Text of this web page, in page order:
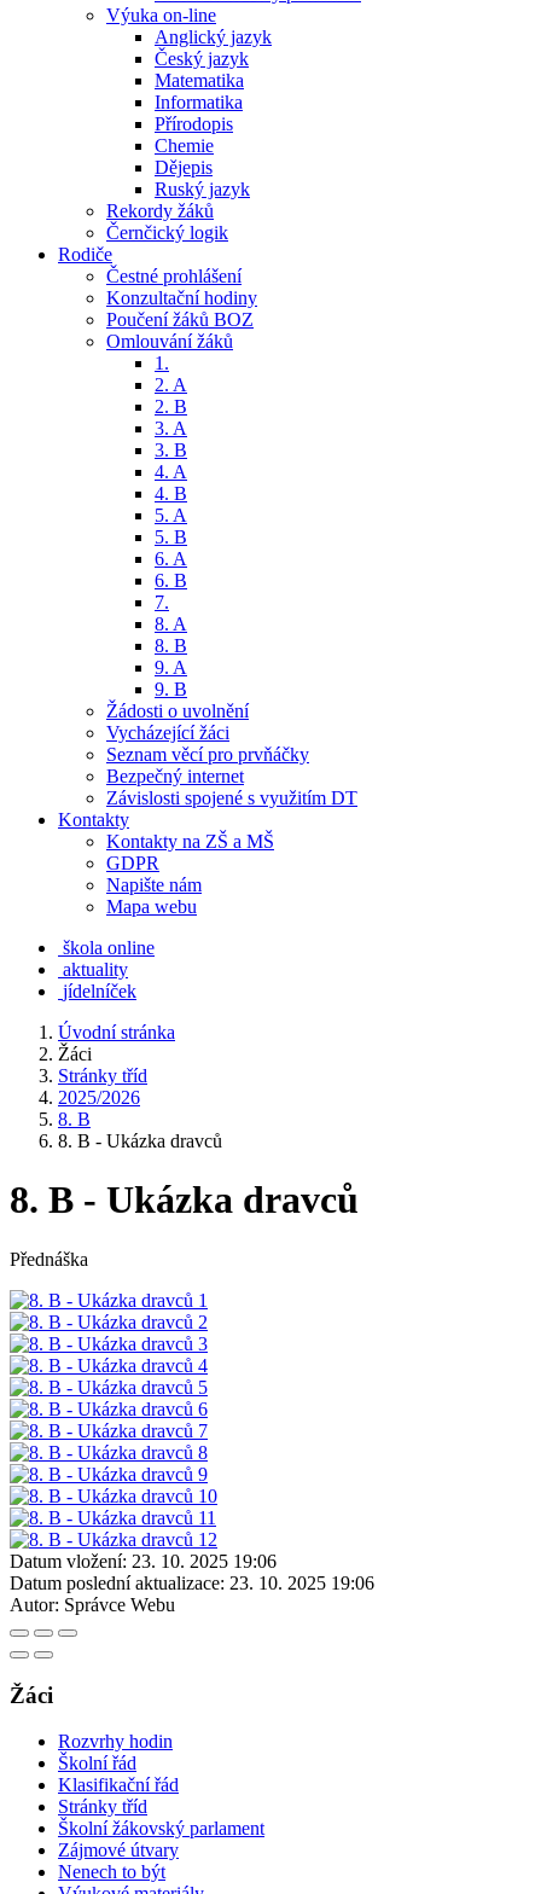
Výuka on-line
Anglický jazyk
Český jazyk
Matematika
Informatika
Přírodopis
Chemie
Dějepis
Ruský jazyk
Rekordy žáků
Černčický logik
Rodiče
Čestné prohlášení
Konzultační hodiny
Poučení žáků BOZ
Omlouvání žáků
1.
2. A
2. B
3. A
3. B
4. A
4. B
5. A
5. B
6. A
6. B
7.
8. A
8. B
9. A
9. B
Žádosti o uvolnění
Vycházející žáci
Seznam věcí pro prvňáčky
Bezpečný internet
Závislosti spojené s využitím DT
Kontakty
Kontakty na ZŠ a MŠ
GDPR
Napište nám
Mapa webu
škola online
aktuality
jídelníček
Úvodní stránka
Žáci
Stránky tříd
2025/2026
8. B
8. B - Ukázka dravců
8. B - Ukázka dravců
Přednáška
Datum vložení: 23. 10. 2025 19:06
Datum poslední aktualizace: 23. 10. 2025 19:06
Autor: Správce Webu
Žáci
Rozvrhy hodin
Školní řád
Klasifikační řád
Stránky tříd
Školní žákovský parlament
Zájmové útvary
Nenech to být